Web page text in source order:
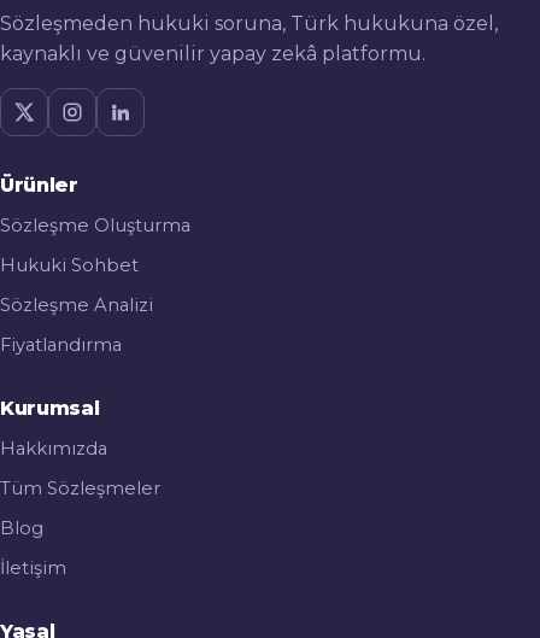
Sözleşmeden hukuki soruna, Türk hukukuna özel,
kaynaklı ve güvenilir yapay zekâ platformu.
Ürünler
Sözleşme Oluşturma
Hukuki Sohbet
Sözleşme Analizi
Fiyatlandırma
Kurumsal
Hakkımızda
Tüm Sözleşmeler
Blog
İletişim
Yasal